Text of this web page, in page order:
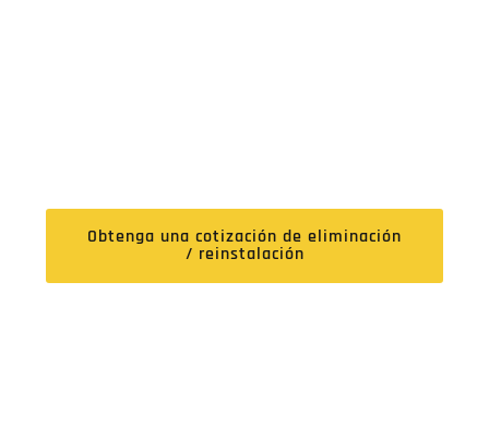
Obtenga una cotización de eliminación
/ reinstalación